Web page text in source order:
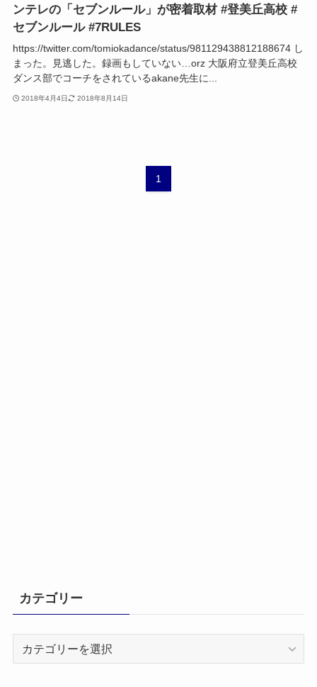
ンテレの「セブンルール」が密着取材 #登美丘高校 #
セブンルール #7RULES
https://twitter.com/tomiokadance/status/981129438812188674 し
まった。見逃した。録画もしていない…orz 大阪府立登美丘高校
ダンス部でコーチをされているakane先生に...
2018年4月4日 2018年8月14日
1
カテゴリー